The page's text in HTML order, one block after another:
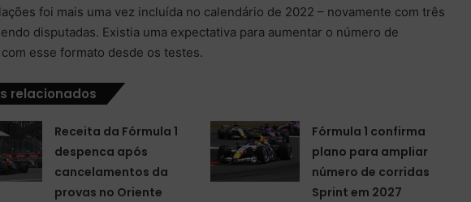
foi mais uma vez incluída no calendário de 2022 – novamente com três
disputadas. Existia uma expectativa para aumentar o número de
esse formato desde os testes.
relacionados
Receita da Fórmula 1
despenca após
cancelamentos da
provas no Oriente
Fórmula 1 confirma
plano para ampliar
número de corridas
Sprint em 2027